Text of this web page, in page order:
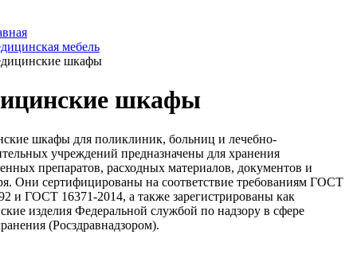
мебель
шкафы
шкафы
шкафы для поликлиник, больниц и лечебно-
учреждений предназначены для хранения
препаратов, расходных материалов, документов и
Они сертифицированы на соответствие требованиям ГОСТ
и ГОСТ 16371-2014, а также зарегистрированы как
изделия Федеральной службой по надзору в сфере
(Росздравнадзором).